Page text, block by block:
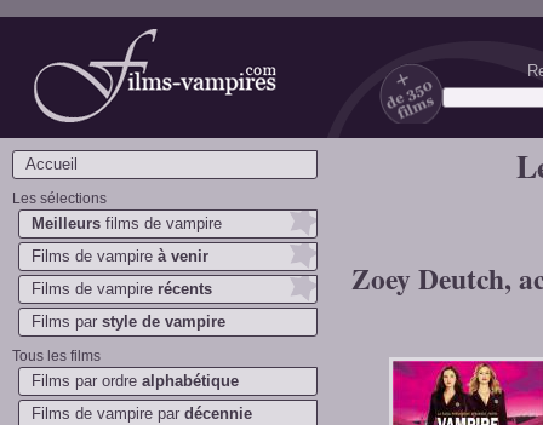
Films-vampires.com
Accueil
Les sélections
Meilleurs films de vampire
Films de vampire à venir
Films de vampire récents
Films par style de vampire
Tous les films
Films par ordre alphabétique
Films de vampire par décennie
Zoey Deutch,